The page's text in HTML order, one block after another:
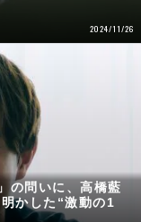
2024/11/26
の問いに、高橋藍
かした“激動の1